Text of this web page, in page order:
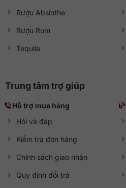
Rượu Absinthe
Rượu Rum
Tequila
Trung tâm trợ giúp
Hỗ trợ mua hàng
Hỏi và đáp
Kiểm tra đơn hàng
Chính sách giao nhận
Quy định đổi trả